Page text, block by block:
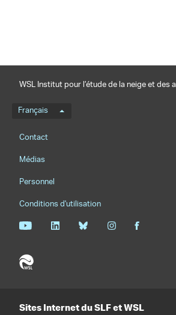
WSL Institut pour l’étude de la neige et des
Menu de langue
Français
Footernavigation
Contact
Médias
Personnel
Conditions d'utilisation
Sites Internet du SLF et WSL